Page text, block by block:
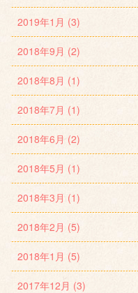
2019年1月 (3)
2018年9月 (2)
2018年8月 (1)
2018年7月 (1)
2018年6月 (2)
2018年5月 (1)
2018年3月 (1)
2018年2月 (5)
2018年1月 (5)
2017年12月 (3)